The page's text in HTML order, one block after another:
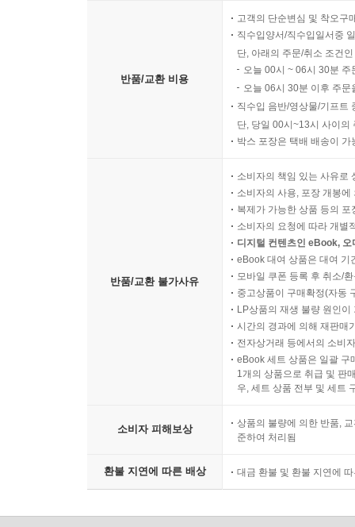
반품/교환 비용
고객의 단순변심 및 착오구
직수입양서/직수입일서중
단, 아래의 주문/취소 조건
오늘 00시 ~ 06시 30분
오늘 06시 30분 이후 주
직수입 음반/영상물/기프트
단, 당일 00시~13시 사이의
박스 포장은 택배 배송이
반품/교환 불가사유
소비자의 책임 있는 사유로
소비자의 사용, 포장 개봉
복제가 가능한 상품 등의
소비자의 요청에 따라 개별
디지털 컨텐츠인 eBook,
eBook 대여 상품은 대여 기
모바일 쿠폰 등록 후 취소/
중고상품이 구매확정(자동
LP상품의 재생 불량 원인
시간의 경과에 의해 재판매
전자상거래 등에서의 소비
eBook 세트 상품은 일괄 구
1개의 상품으로 취급 및 판
우, 세트 상품 전부 및 세트
소비자 피해보상
상품의 불량에 의한 반품,
준하여 처리됨
환불 지연에 따른 배상 대금 환불 및 환불 지연에